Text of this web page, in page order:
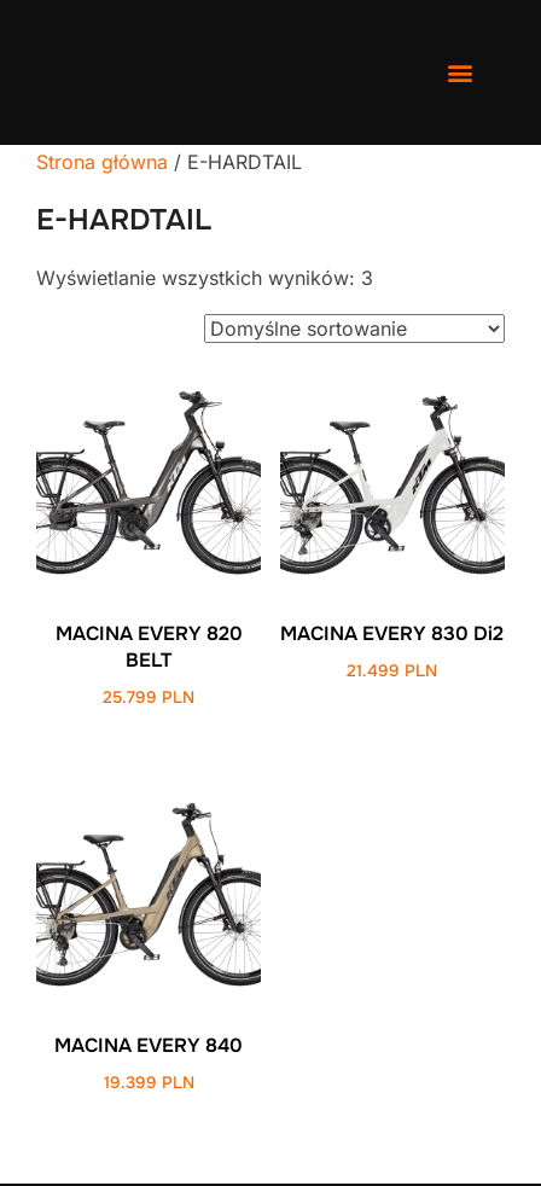
Strona główna / E-HARDTAIL
E-HARDTAIL
Wyświetlanie wszystkich wyników: 3
MACINA EVERY 820
BELT
25.799 PLN
MACINA EVERY 830 Di2
21.499 PLN
MACINA EVERY 840
19.399 PLN